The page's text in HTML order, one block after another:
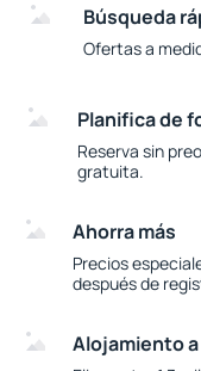
Búsqueda
Ofertas a
Planifica de
Reserva sin
gratuita.
Ahorra más
Precios
después de
Alojamiento